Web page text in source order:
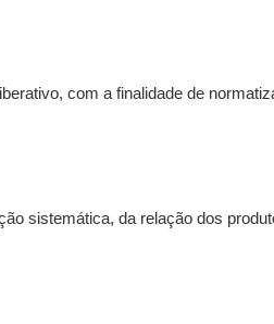
com a finalidade de
sistemática, da relação dos